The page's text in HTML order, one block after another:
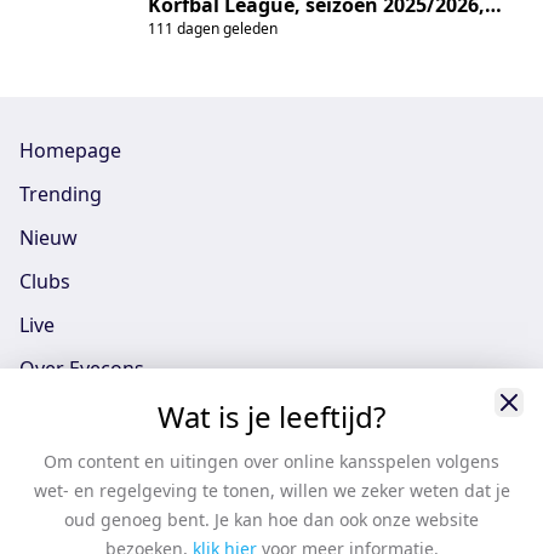
tussen Fortuna/Ruitenheer en
111 dagen geleden
Homepage
Trending
Nieuw
Clubs
Live
Over Eyecons
Eyecons App - iOS
Eyecons App - Android
Vacatures
Wat is je leeftijd?
Om content en uitingen over online kansspelen volgens
wet- en regelgeving te tonen, willen we zeker weten dat je
oud genoeg bent. Je kan hoe dan ook onze website
bezoeken, klik hier voor meer informatie.